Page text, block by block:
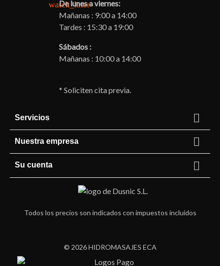
watch_later
De lunes a viernes:
Mañanas : 9:00 a 14:00
Tardes : 15:30 a 19:00
Sábados :
Mañanas : 10:00 a 14:00
* Soliciten cita previa.
Servicios 
Nuestra empresa 
Su cuenta 
Todos los precios son indicados con impuestos incluidos
© 2026 HIDROMASAJES ECA